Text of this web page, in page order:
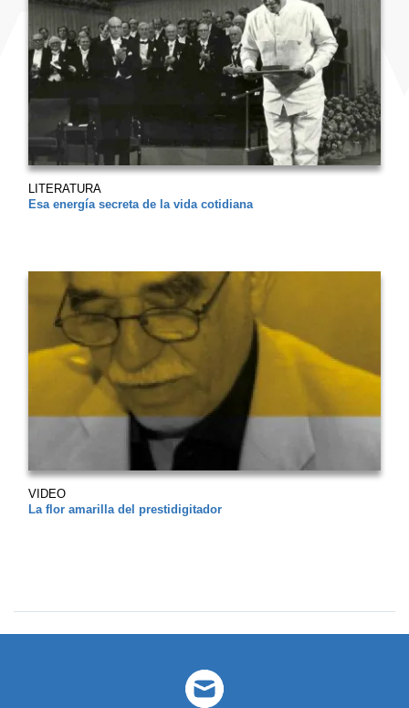
LITERATURA
Esa energía secreta de la vida cotidiana
VIDEO
La flor amarilla del prestidigitador